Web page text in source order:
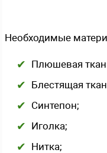
Необходимые
Плюшевая
Блестящая
Синтепон;
Иголка;
Нитка;